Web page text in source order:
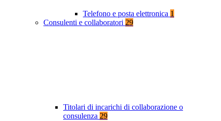
Telefono e posta elettronica 1
Consulenti e collaboratori 29
Titolari di incarichi di collaborazione o
consulenza 29